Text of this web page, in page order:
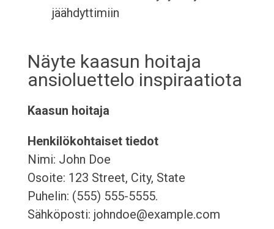
jäähdyttimiin
Näyte kaasun hoitaja
ansioluettelo inspiraatiota
Kaasun hoitaja
Henkilökohtaiset tiedot
Nimi: John Doe
Osoite: 123 Street, City, State
Puhelin: (555) 555-5555.
Sähköposti: johndoe@example.com